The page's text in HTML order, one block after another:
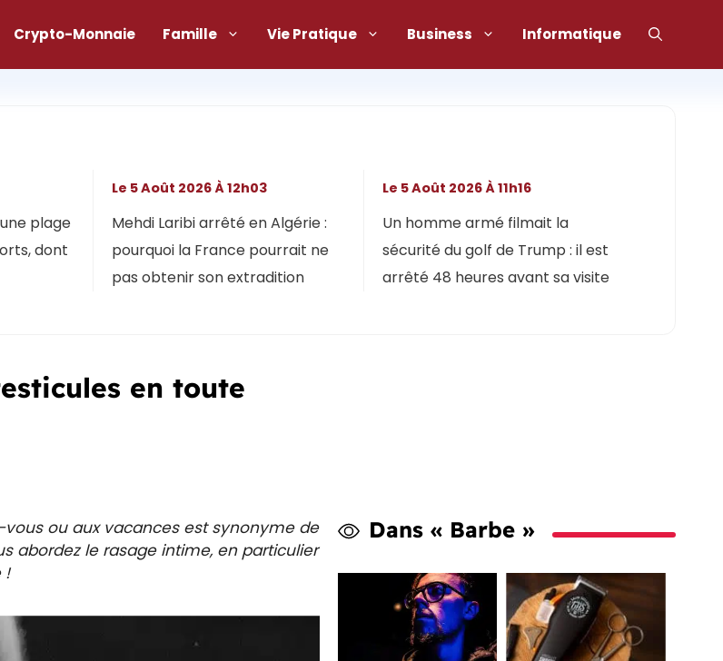
Crypto-Monnaie Famille Vie Pratique Business Informatique
plage
dont
Mehdi Laribi arrêté en Algérie :
pourquoi la France pourrait ne
pas obtenir son extradition
Le 5 Août 2026 À 12h03
Un homme armé filmait la
sécurité du golf de Trump : il est
arrêté 48 heures avant sa visite
Le 5 Août 2026 À 11h16
en toute
ou aux vacances est synonyme de
abordez le rasage intime, en particulier
!
Dans « Barbe »